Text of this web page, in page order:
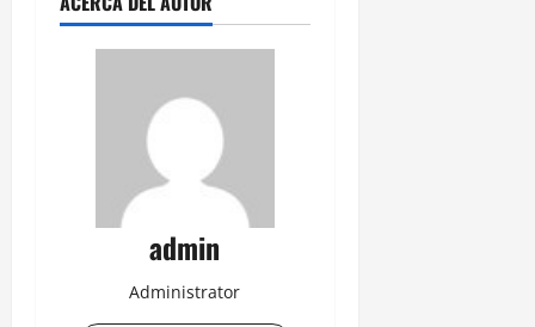
admin
Administrator